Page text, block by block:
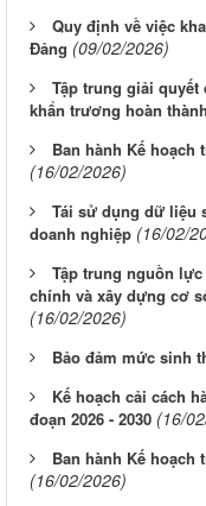
Quy định về việc
Đảng (09/02/2026)
Tập trung giải
khẩn trương hoàn
Ban hành Kế
(16/02/2026)
Tái sử dụng dữ liệu
doanh nghiệp (16/02/
Tập trung nguồn
chính và xây dựng cơ
(16/02/2026)
Bảo đảm mức sinh
Kế hoạch cải cách
đoạn 2026 - 2030 (16/
Ban hành Kế hoạch
(16/02/2026)